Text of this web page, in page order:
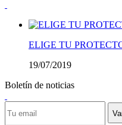
ELIGE TU
19/07/2019
Boletín de noticias